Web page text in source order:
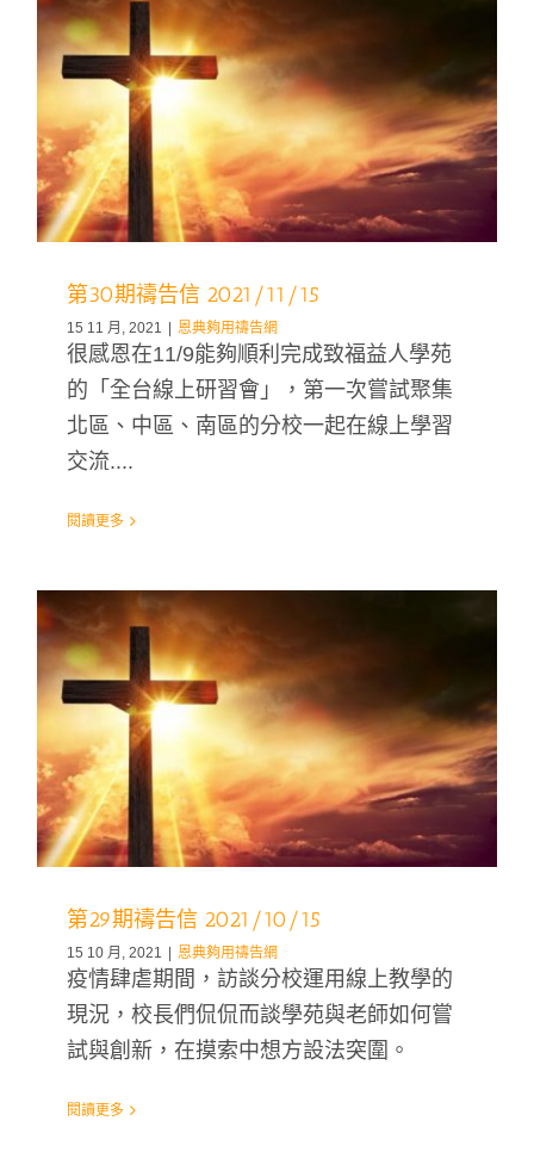
第30期禱告信 2021/11/15
15 11 月, 2021 | 恩典夠用禱告網
很感恩在11/9能夠順利完成致福益人學苑
的「全台線上研習會」，第一次嘗試聚集
北區、中區、南區的分校一起在線上學習
交流....
閱讀更多
第29期禱告信 2021/10/15
15 10 月, 2021 | 恩典夠用禱告網
疫情肆虐期間，訪談分校運用線上教學的
現況，校長們侃侃而談學苑與老師如何嘗
試與創新，在摸索中想方設法突圍。
閱讀更多